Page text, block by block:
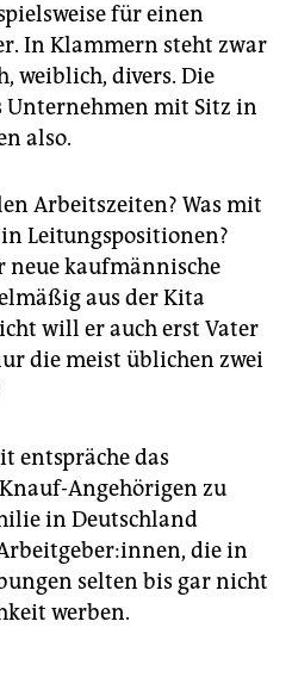
für einen
In Klammern steht zwar
weiblich, divers. Die
mit Sitz in
also.
Arbeitszeiten? Was mit
Leitungspositionen?
neue kaufmännische
aus der Kita
will er auch erst Vater
die meist üblichen zwei
entspräche das
Angehörigen zu
in Deutschland
die in
selten bis gar nicht
werben.